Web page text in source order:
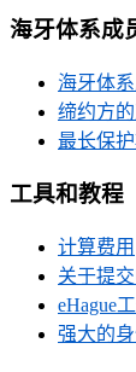
海牙体系成
海牙体
缔约方
最长保
工具和教程
计算费用
关于提
eHague
强大的